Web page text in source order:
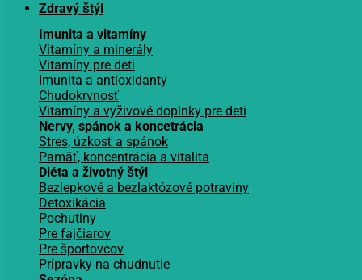
Zdravý štýl
Imunita a vitamíny
Vitamíny a minerály
Vitamíny pre deti
Imunita a antioxidanty
Chudokrvnosť
Vitamíny a vyživové doplnky pre deti
Nervy, spánok a koncetrácia
Stres, úzkosť a spánok
Pamäť, koncentrácia a vitalita
Diéta a životný štýl
Bezlepkové a bezlaktózové potraviny
Detoxikácia
Pochutiny
Pre fajčiarov
Pre športovcov
Prípravky na chudnutie